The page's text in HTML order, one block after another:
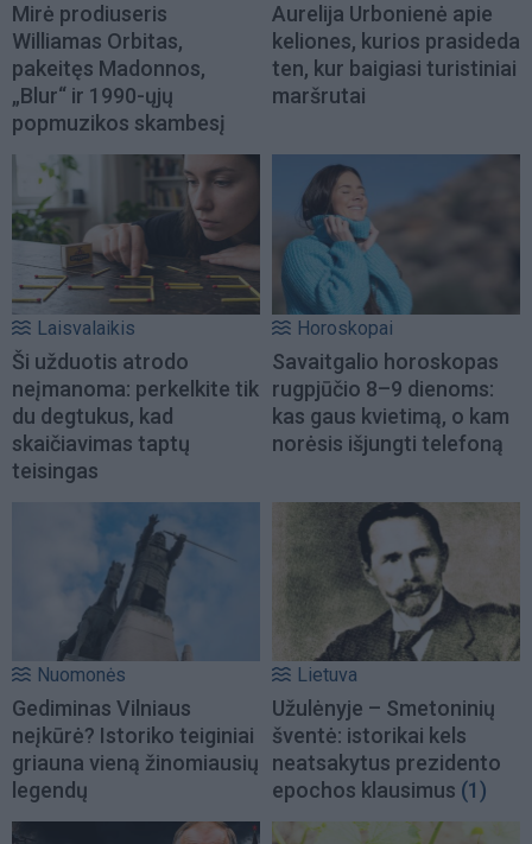
Mirė prodiuseris
Williamas Orbitas,
pakeitęs Madonnos,
„Blur“ ir 1990-ųjų
popmuzikos skambesį
Aurelija Urbonienė apie
keliones, kurios prasideda
ten, kur baigiasi turistiniai
maršrutai
Laisvalaikis
Ši užduotis atrodo
neįmanoma: perkelkite tik
du degtukus, kad
skaičiavimas taptų
teisingas
Horoskopai
Savaitgalio horoskopas
rugpjūčio 8–9 dienoms:
kas gaus kvietimą, o kam
norėsis išjungti telefoną
Nuomonės
Gediminas Vilniaus
neįkūrė? Istoriko teiginiai
griauna vieną žinomiausių
legendų
Lietuva
Užulėnyje – Smetoninių
šventė: istorikai kels
neatsakytus prezidento
epochos klausimus (1)